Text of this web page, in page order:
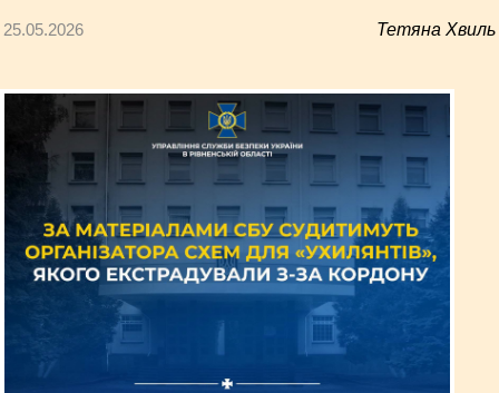
25.05.2026 Тетяна Хвиль